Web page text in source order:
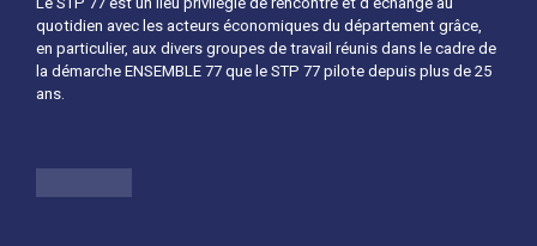
quotidien avec les acteurs économiques du département grâce,
en particulier, aux divers groupes de travail réunis dans le cadre de
la démarche ENSEMBLE 77 que le STP 77 pilote depuis plus de 25
ans.